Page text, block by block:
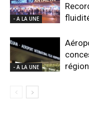
- A LA UNE
- A LA UNE